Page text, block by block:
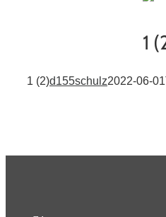
1
1 (2)d155schulz2022-06-